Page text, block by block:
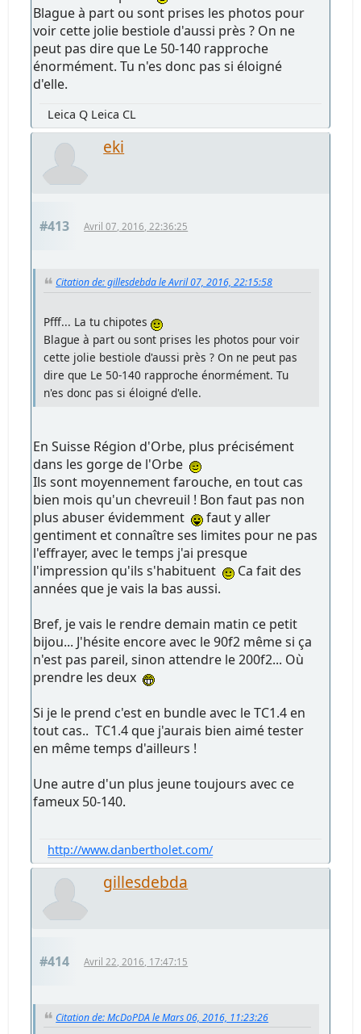
Blague à part ou sont prises les photos pour
voir cette jolie bestiole d'aussi près ? On ne
peut pas dire que Le 50-140 rapproche
énormément. Tu n'es donc pas si éloigné
d'elle.
Leica Q Leica CL
eki
#413 Avril 07, 2016, 22:36:25
Citation de: gillesdebda le Avril 07, 2016, 22:15:58
Pfff... La tu chipotes
Blague à part ou sont prises les photos pour voir
cette jolie bestiole d'aussi près ? On ne peut pas
dire que Le 50-140 rapproche énormément. Tu
n'es donc pas si éloigné d'elle.
En Suisse Région d'Orbe, plus précisément
dans les gorge de l'Orbe
Ils sont moyennement farouche, en tout cas
bien mois qu'un chevreuil ! Bon faut pas non
plus abuser évidemment
faut y aller
gentiment et connaître ses limites pour ne pas
l'effrayer, avec le temps j'ai presque
l'impression qu'ils s'habituent
Ca fait des
années que je vais la bas aussi.
Bref, je vais le rendre demain matin ce petit
bijou... J'hésite encore avec le 90f2 même si ça
n'est pas pareil, sinon attendre le 200f2... Où
prendre les deux
Si je le prend c'est en bundle avec le TC1.4 en
tout cas.. TC1.4 que j'aurais bien aimé tester
en même temps d'ailleurs !
Une autre d'un plus jeune toujours avec ce
fameux 50-140.
http://www.danbertholet.com/
gillesdebda
#414 Avril 22, 2016, 17:47:15
Citation de: McDoPDA le Mars 06, 2016, 11:23:26